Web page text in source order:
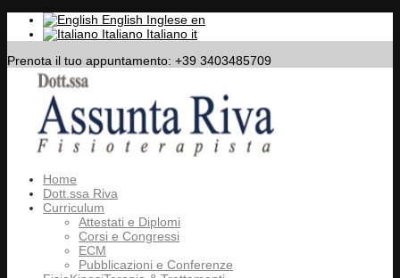
English Inglese en
Italiano Italiano it
Prenota il tuo appuntamento: +39 3403485709
Home
Dott.ssa Riva
Curriculum
Attestati e Diplomi
Corsi e Congressi
ECM
Pubblicazioni e Conferenze